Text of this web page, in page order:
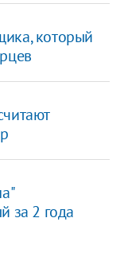
который
за 2 года